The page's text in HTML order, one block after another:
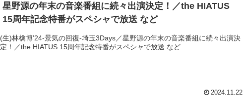
星野源の年末の音楽番組に続々出演決定！／the HIATUS
15周年記念特番がスペシャで放送 など
(生)林檎博’24-景気の回復-埼玉3Days／星野源の年末の音楽番組に続々出演決
定！／the HIATUS 15周年記念特番がスペシャで放送 など
2024.11.22